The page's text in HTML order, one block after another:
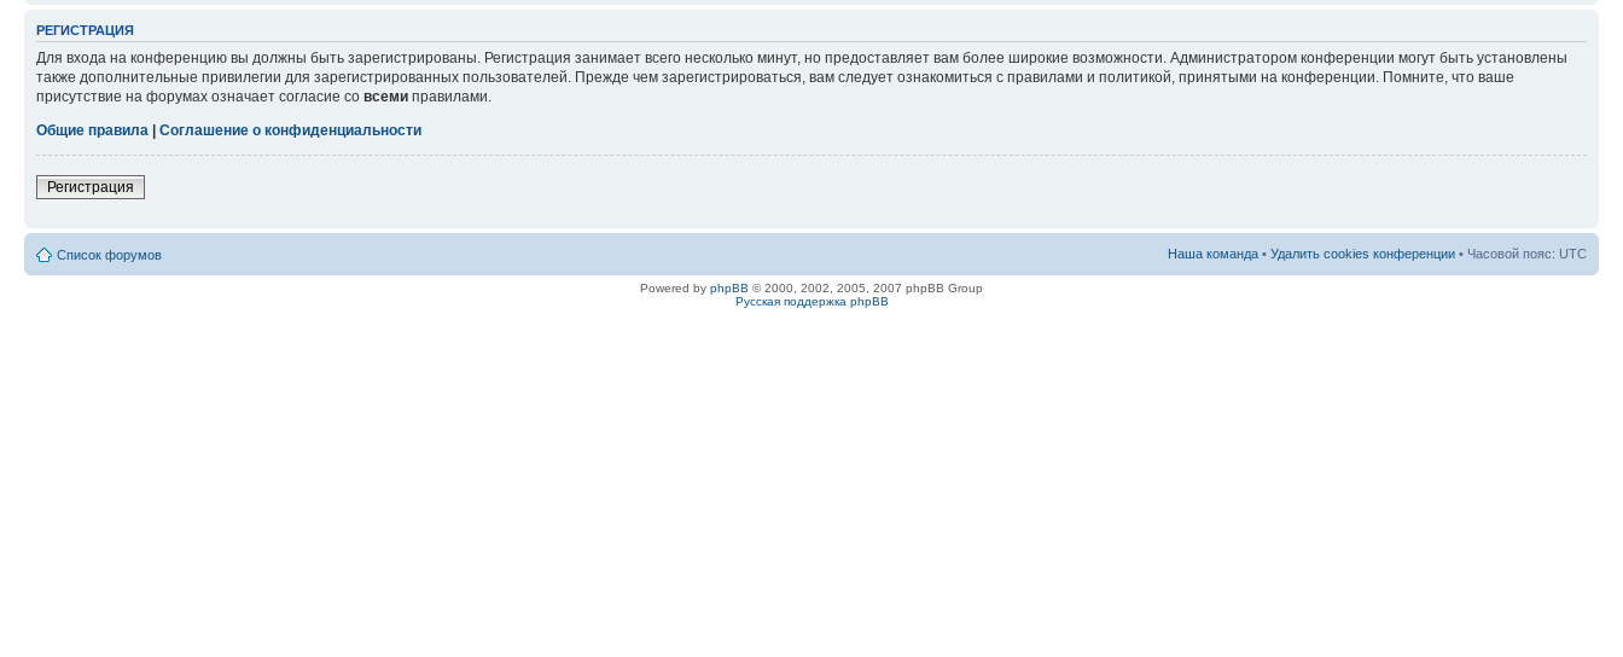
РЕГИСТРАЦИЯ
Для входа на конференцию вы должны быть зарегистрированы. Регистрация занимает всего несколько минут, но предоставляет вам более широкие возможности. Администратором конференции могут быть установлены
также дополнительные привилегии для зарегистрированных пользователей. Прежде чем зарегистрироваться, вам следует ознакомиться с правилами и политикой, принятыми на конференции. Помните, что ваше
присутствие на форумах означает согласие со всеми правилами.
Общие правила
Соглашение о конфиденциальности
Регистрация
Список форумов Наша команда • Удалить cookies конференции • Часовой пояс: UTC
Powered by phpBB © 2000, 2002, 2005, 2007 phpBB Group
Русская поддержка phpBB